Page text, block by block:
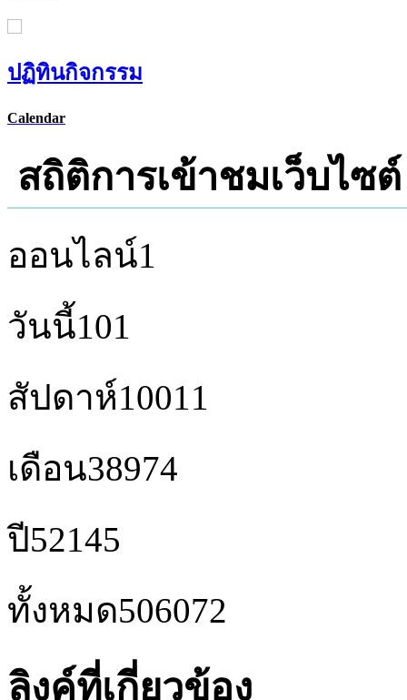
ปฏิทินกิจกรรม
Calendar
สถิติการเข้าชมเว็บไซต์
ออนไลน์1
วันนี้101
สัปดาห์10011
เดือน38974
ปี52145
ทั้งหมด506072
ลิงค์ที่เกี่ยวข้อง